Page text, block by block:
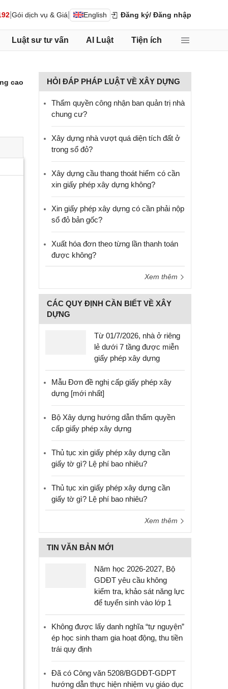
Gói dịch vụ & Giá English Đăng ký/ Đăng nhập
Luật sư tư vấn AI Luật Tiện ích
cao HỎI ĐÁP PHÁP LUẬT VỀ XÂY DỰNG
Thẩm quyền công nhận ban quản trị nhà
chung cư?
Xây dựng nhà vượt quá diện tích đất ở
trong sổ đỏ?
Xây dựng cầu thang thoát hiểm có cần
xin giấy phép xây dựng không?
Xin giấy phép xây dựng có cần phải nộp
sổ đỏ bản gốc?
Xuất hóa đơn theo từng lần thanh toán
được không?
Xem thêm
CÁC QUY ĐỊNH CẦN BIẾT VỀ XÂY
DỰNG
Từ 01/7/2026, nhà ở riêng
lẻ dưới 7 tầng được miễn
giấy phép xây dựng
Mẫu Đơn đề nghị cấp giấy phép xây
dựng [mới nhất]
Bộ Xây dựng hướng dẫn thẩm quyền
cấp giấy phép xây dựng
Thủ tục xin giấy phép xây dựng cần
giấy tờ gì? Lệ phí bao nhiêu?
Thủ tục xin giấy phép xây dựng cần
giấy tờ gì? Lệ phí bao nhiêu?
Xem thêm
TIN VĂN BẢN MỚI
Năm học 2026-2027, Bộ
GDĐT yêu cầu không
kiểm tra, khảo sát năng lực
để tuyển sinh vào lớp 1
Không được lấy danh nghĩa “tự nguyện”
ép học sinh tham gia hoạt động, thu tiền
trái quy định
Đã có Công văn 5208/BGDĐT-GDPT
hướng dẫn thực hiện nhiệm vụ giáo dục